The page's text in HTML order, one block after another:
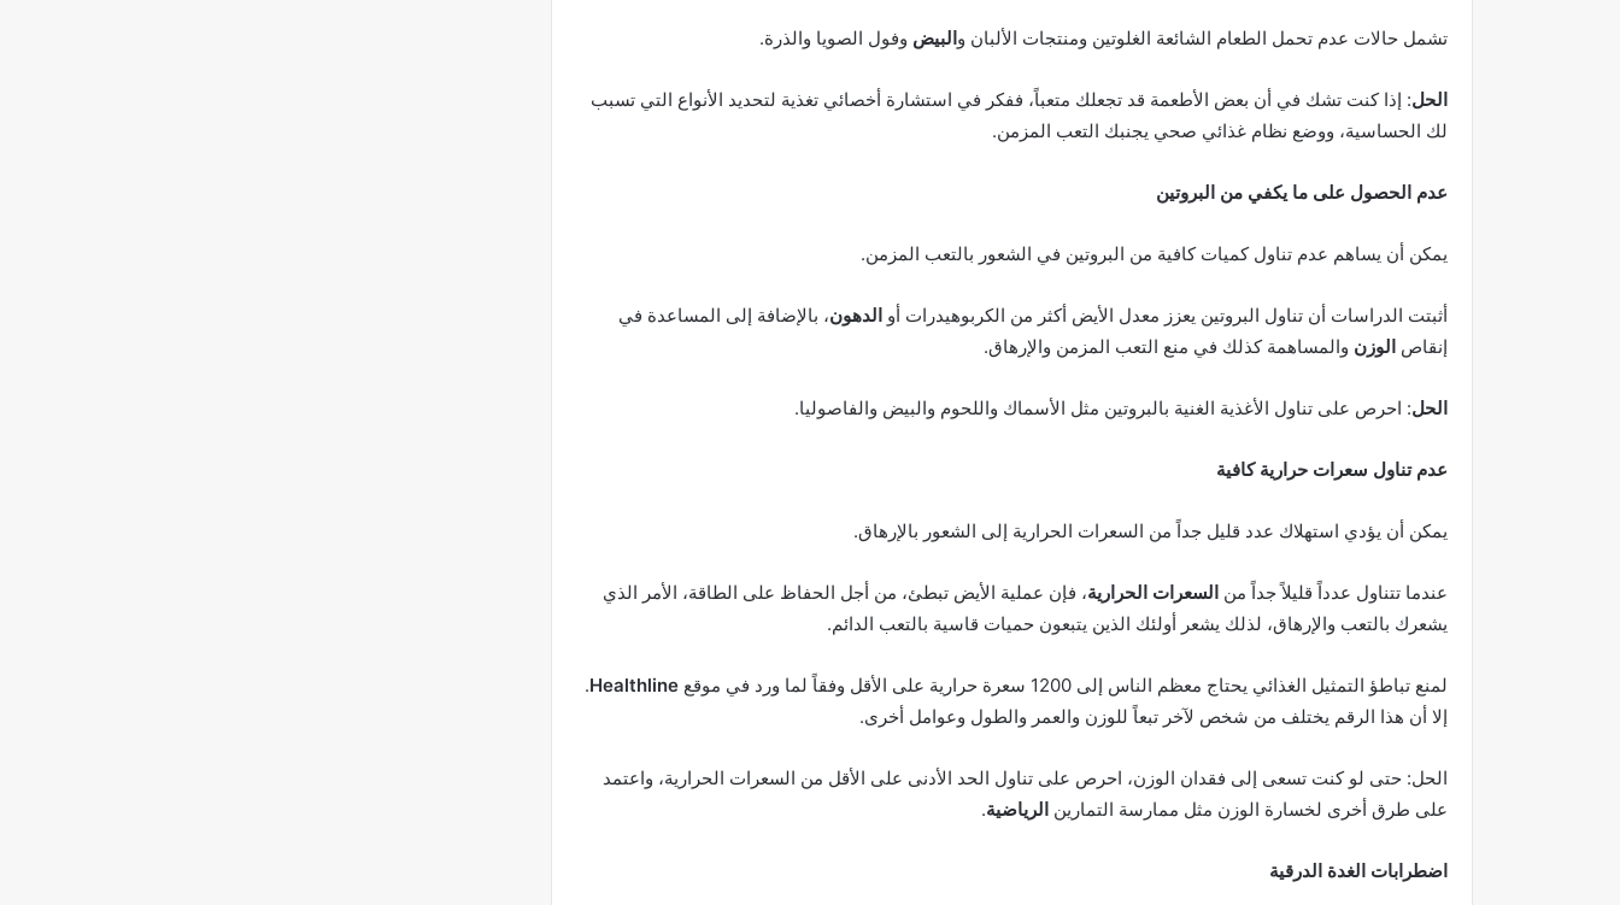
تشمل حالات عدم تحمل الطعام الشائعة الغلوتين ومنتجات الألبان و البيض وفول الصويا والذرة.
الحل: إذا كنت تشك في أن بعض الأطعمة قد تجعلك متعباً، ففكر في استشارة أخصائي تغذية لتحديد الأنواع التي تسبب
لك الحساسية، ووضع نظام غذائي صحي يجنبك التعب المزمن.
عدم الحصول على ما يكفي من البروتين
يمكن أن يساهم عدم تناول كميات كافية من البروتين في الشعور بالتعب المزمن.
أثبتت الدراسات أن تناول البروتين يعزز معدل الأيض أكثر من الكربوهيدرات أو الدهون، بالإضافة إلى المساعدة في
إنقاص الوزن والمساهمة كذلك في منع التعب المزمن والإرهاق.
الحل: احرص على تناول الأغذية الغنية بالبروتين مثل الأسماك واللحوم والبيض والفاصوليا.
عدم تناول سعرات حرارية كافية
يمكن أن يؤدي استهلاك عدد قليل جداً من السعرات الحرارية إلى الشعور بالإرهاق.
عندما تتناول عدداً قليلاً جداً من السعرات الحرارية، فإن عملية الأيض تبطئ، من أجل الحفاظ على الطاقة، الأمر الذي
يشعرك بالتعب والإرهاق، لذلك يشعر أولئك الذين يتبعون حميات قاسية بالتعب الدائم.
لمنع تباطؤ التمثيل الغذائي يحتاج معظم الناس إلى 1200 سعرة حرارية على الأقل وفقاً لما ورد في موقع Healthline
.
إلا أن هذا الرقم يختلف من شخص لآخر تبعاً للوزن والعمر والطول وعوامل أخرى.
الحل: حتى لو كنت تسعى إلى فقدان الوزن، احرص على تناول الحد الأدنى على الأقل من السعرات الحرارية، واعتمد
على طرق أخرى لخسارة الوزن مثل ممارسة التمارين الرياضية.
اضطرابات الغدة الدرقية